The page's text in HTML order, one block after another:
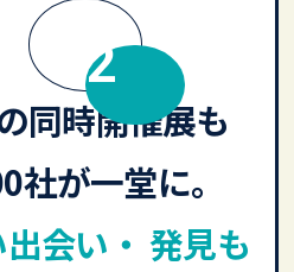
MERIT
同時開催展も
社が一堂に。
会い・ 発見も